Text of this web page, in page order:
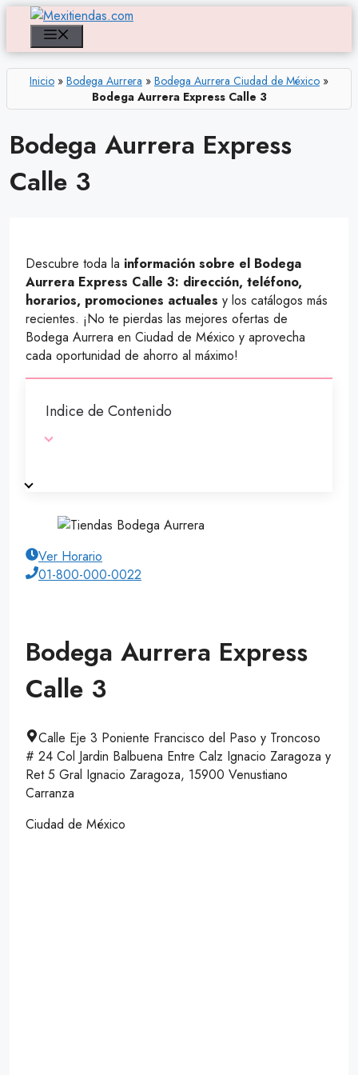
Saltar
contenido
Inicio » Bodega Aurrera » Bodega Aurrera Ciudad de México »
Bodega Aurrera Express Calle 3
Bodega Aurrera Express
Calle 3
Descubre toda la información sobre el Bodega
Aurrera Express Calle 3: dirección, teléfono,
horarios, promociones actuales y los catálogos más
recientes. ¡No te pierdas las mejores ofertas de
Bodega Aurrera en Ciudad de México y aprovecha
cada oportunidad de ahorro al máximo!
Indice de Contenido
Ver Horario
01-800-000-0022
Bodega Aurrera Express
Calle 3
Calle Eje 3 Poniente Francisco del Paso y Troncoso
# 24 Col Jardin Balbuena Entre Calz Ignacio Zaragoza y
Ret 5 Gral Ignacio Zaragoza, 15900 Venustiano
Carranza
Ciudad de México